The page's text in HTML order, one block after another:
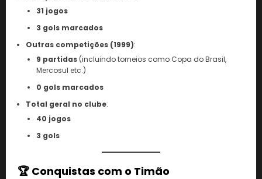
31 jogos
3 gols marcados
Outras competições (1999):
9 partidas(incluindo torneios como Copa do Brasil,
Mercosul etc.)
0 gols marcados
Total geral no clube:
40 jogos
3 gols
🏆 Conquistas com o Timão